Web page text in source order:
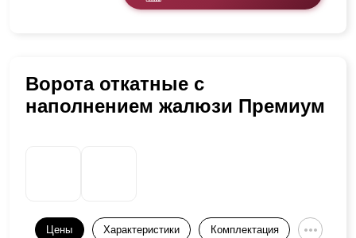
Ворота откатные с
наполнением жалюзи Премиум
Цены Характеристики Комплектация